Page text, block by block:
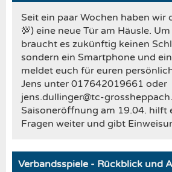
Seit ein paar Wochen haben wir
💯) eine neue Tür am Häusle.
braucht es zukünftig keinen
sondern ein Smartphone und
meldet euch für euren
Jens unter 017642019661 oder
jens.dullinger@tc-
Saisoneröffnung am 19.04. hilft
Fragen weiter und gibt
Verbandsspiele - Rückblick und